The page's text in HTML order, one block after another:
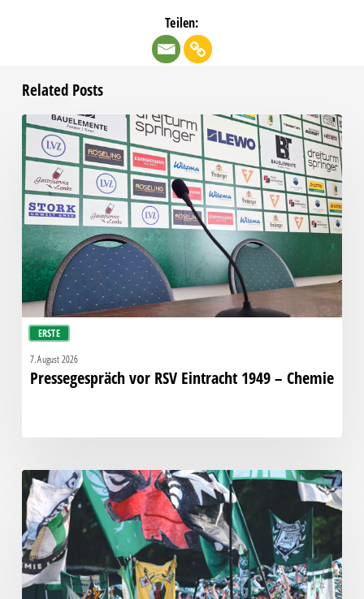
Teilen:
Related Posts
ERSTE
Pressegespräch
vor
RSV
Eintracht
1949
–
Chemie
7. August 2026
Pressegespräch vor RSV Eintracht 1949 – Chemie
Faninfo
zum
Auswärtsspiel
beim
RSV
Eintracht